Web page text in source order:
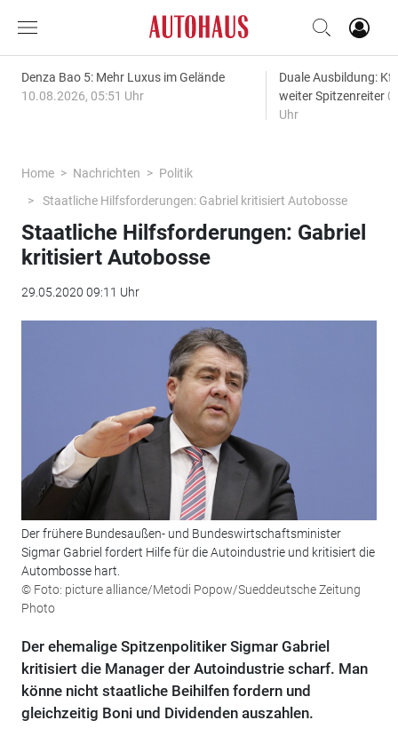
Denza Bao 5: Mehr Luxus im Gelände
10.08.2026, 05:51 Uhr
Duale Ausbildung:
weiter Spitzenreiter
Uhr
Home Nachrichten
Politik
Staatliche Hilfsforderungen: Gabriel kritisiert Autobosse
Staatliche Hilfsforderungen: Gabriel
kritisiert Autobosse
29.05.2020 09:11 Uhr
Der frühere Bundesaußen- und Bundeswirtschaftsminister
Sigmar Gabriel fordert Hilfe für die Autoindustrie und kritisiert die
Autombosse hart.
© Foto: picture alliance/Metodi Popow/Sueddeutsche Zeitung
Photo
Der ehemalige Spitzenpolitiker Sigmar Gabriel
kritisiert die Manager der Autoindustrie scharf. Man
könne nicht staatliche Beihilfen fordern und
gleichzeitig Boni und Dividenden auszahlen.